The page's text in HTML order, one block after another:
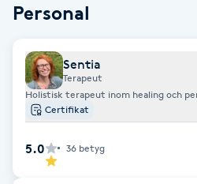
C
Celluliter
Coachning
Color correction
Personal
Sentia
Terapeut
Holistisk terapeut inom healing och
Certifikat
5.0 36 betyg